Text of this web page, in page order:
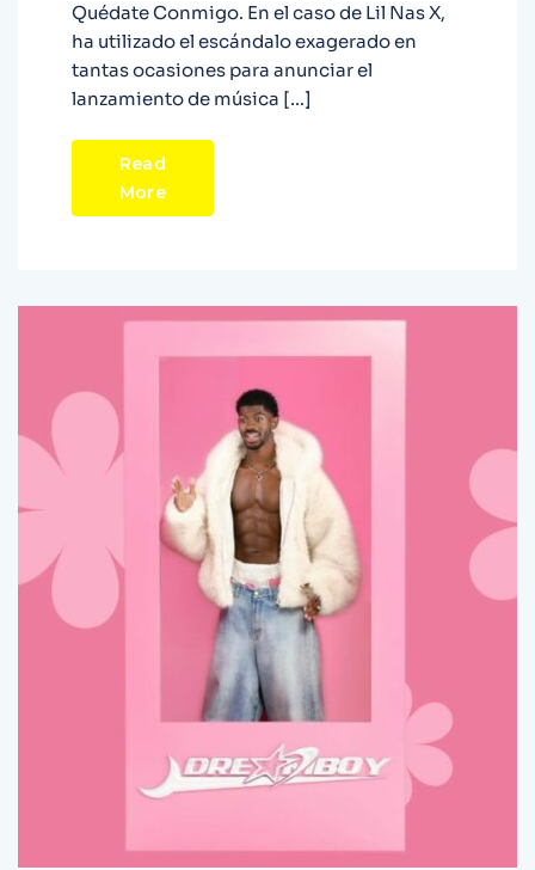
Quédate Conmigo. En el caso de Lil Nas X,
ha utilizado el escándalo exagerado en
tantas ocasiones para anunciar el
lanzamiento de música […]
Read
More